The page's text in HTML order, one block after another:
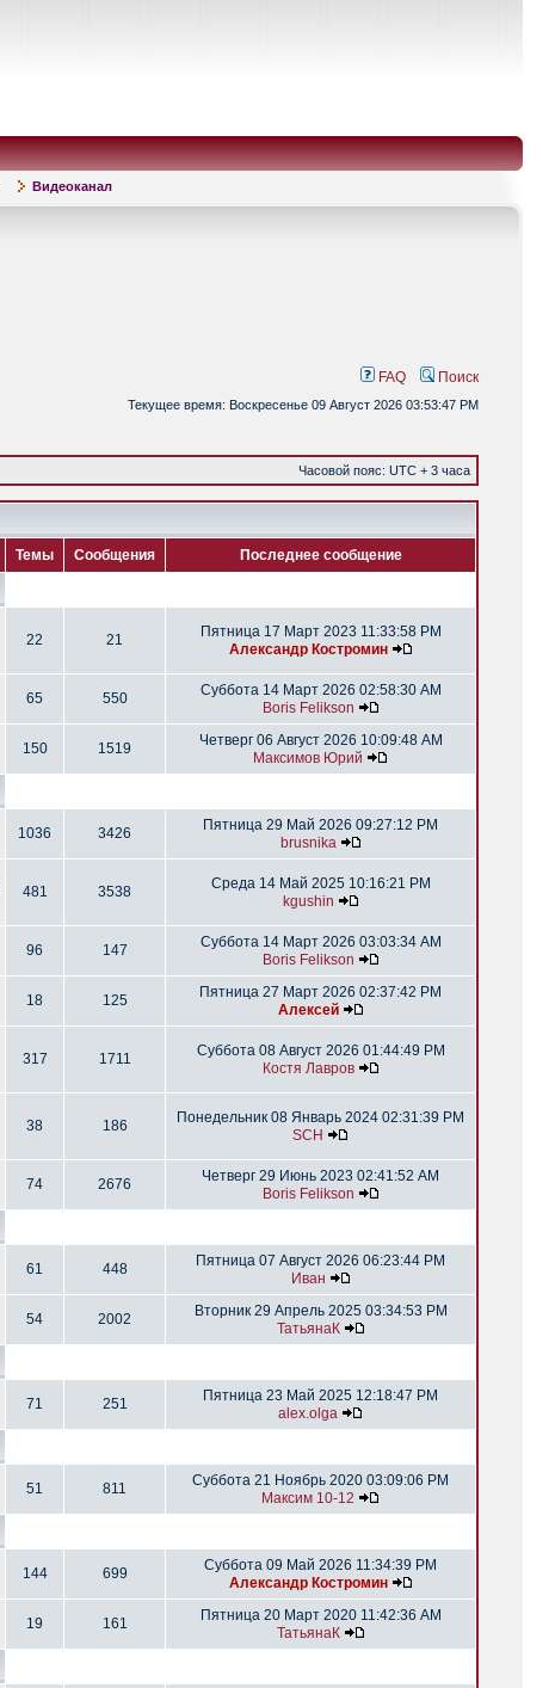
Видеоканал
FAQ Поиск
Текущее время: Воскресенье 09 Август 2026 03:53:47 PM
Часовой пояс: UTC + 3 часа
Темы Сообщения Последнее сообщение
22 21
Пятница 17 Март 2023 11:33:58 PM
Александр Костромин
65 550
Суббота 14 Март 2026 02:58:30 AM
Boris Felikson
150 1519
Четверг 06 Август 2026 10:09:48 AM
Максимов Юрий
1036 3426
Пятница 29 Май 2026 09:27:12 PM
brusnika
481 3538
Среда 14 Май 2025 10:16:21 PM
kgushin
96 147
Суббота 14 Март 2026 03:03:34 AM
Boris Felikson
18 125
Пятница 27 Март 2026 02:37:42 PM
Алексей
317 1711
Суббота 08 Август 2026 01:44:49 PM
Костя Лавров
38 186
Понедельник 08 Январь 2024 02:31:39 PM
SCH
74 2676
Четверг 29 Июнь 2023 02:41:52 AM
Boris Felikson
61 448
Пятница 07 Август 2026 06:23:44 PM
Иван
54 2002
Вторник 29 Апрель 2025 03:34:53 PM
ТатьянаК
71 251
Пятница 23 Май 2025 12:18:47 PM
alex.olga
51 811
Суббота 21 Ноябрь 2020 03:09:06 PM
Максим 10-12
144 699
Суббота 09 Май 2026 11:34:39 PM
Александр Костромин
19 161
Пятница 20 Март 2020 11:42:36 AM
ТатьянаК